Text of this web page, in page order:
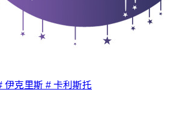
伊克里斯 # 卡利斯托